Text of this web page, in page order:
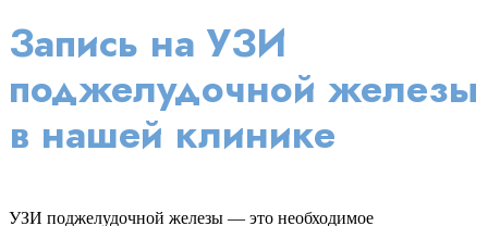
Запись на УЗИ
поджелудочной железы
в нашей клинике
УЗИ поджелудочной железы — это необходимое